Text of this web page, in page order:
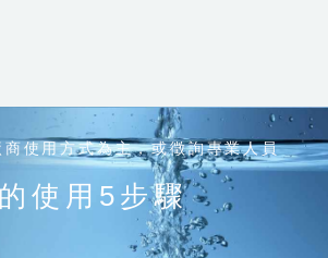
商使用方式為主，或徵詢專業人員
使用5步驟